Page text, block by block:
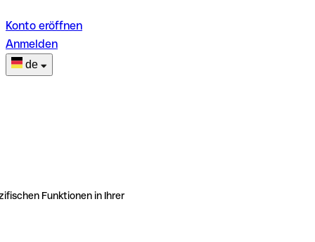
Konto eröffnen
Anmelden
de
Funktionen in Ihrer